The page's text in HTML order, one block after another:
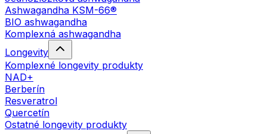
Ashwagandha KSM-66®
BIO ashwagandha
Komplexná ashwagandha
Longevity
Komplexné longevity produkty
NAD+
Berberín
Resveratrol
Quercetín
Ostatné longevity produkty